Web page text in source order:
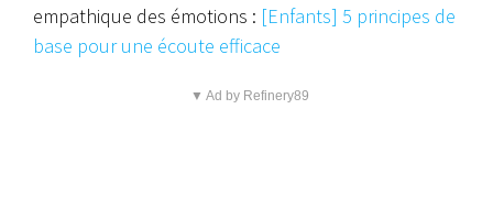
empathique des émotions : [Enfants] 5 principes de
base pour une écoute efficace
▼ Ad by Refinery89